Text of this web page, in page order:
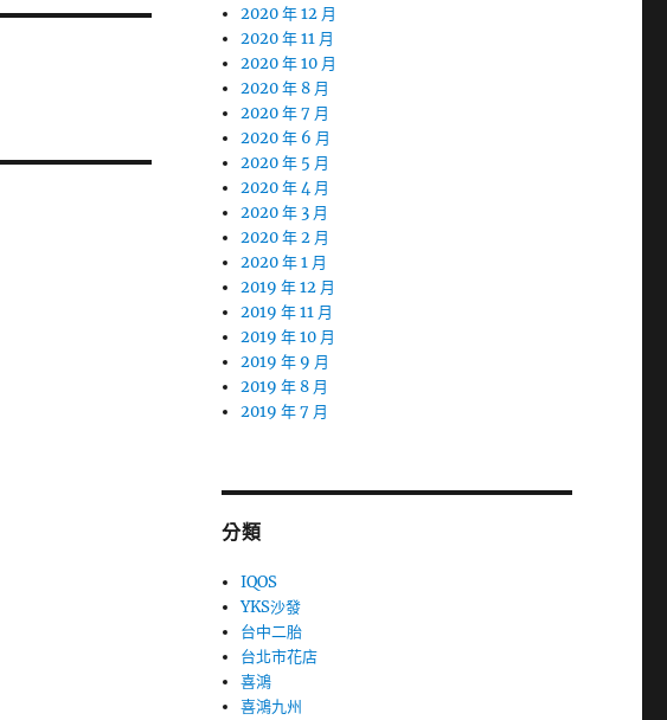
2020 年 12 月
2020 年 11 月
2020 年 10 月
2020 年 8 月
2020 年 7 月
2020 年 6 月
2020 年 5 月
2020 年 4 月
2020 年 3 月
2020 年 2 月
2020 年 1 月
2019 年 12 月
2019 年 11 月
2019 年 10 月
2019 年 9 月
2019 年 8 月
2019 年 7 月
分類
IQOS
YKS沙發
台中二胎
台北市花店
喜鴻
喜鴻九州